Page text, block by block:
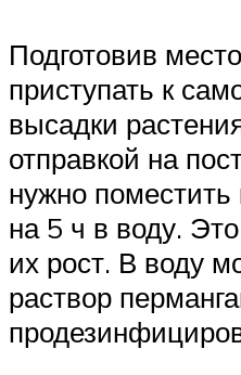
Подготовив
приступать к
высадки
отправкой на
нужно
на 5 ч в воду.
их рост. В воду
раствор